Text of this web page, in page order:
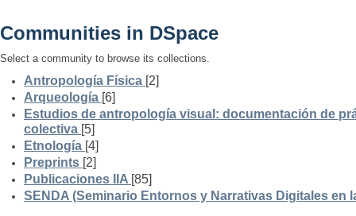
Communities in DSpace
Select a community to browse its collections.
Antropología Física [2]
Arqueología [6]
Estudios de antropología visual: documentación de
colectiva [5]
Etnología [4]
Preprints [2]
Publicaciones IIA [85]
SENDA (Seminario Entornos y Narrativas Digitales en